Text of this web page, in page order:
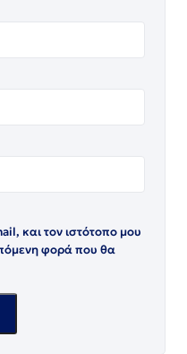
και τον ιστότοπο μου
φορά που θα